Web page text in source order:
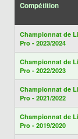
Compétition
Championnat de
Pro - 2023/2024
Championnat de
Pro - 2022/2023
Championnat de
Pro - 2021/2022
Championnat de
Pro - 2019/2020